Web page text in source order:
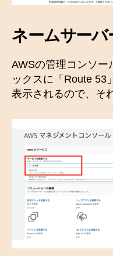
ネームサーバ
AWSの管理コンソー
ックスに「Route 53
表示されるので、そ